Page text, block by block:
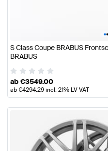
••
S Class Coupe BRABUS
BRABUS
ab€3549.00
ab€4294.29incl. 21% LV VAT